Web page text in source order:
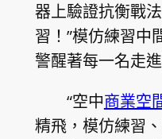
器上驗證抗衡戰
習！”模仿練習中
警醒著每一名走
“空中商業空
精飛，模仿練習